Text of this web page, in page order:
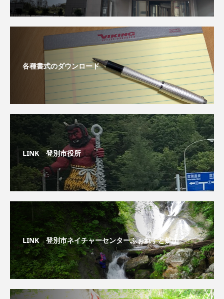
各種書式のダウンロード
LINK 登別市役所
LINK 登別市ネイチャーセンターふぉれすと鉱山